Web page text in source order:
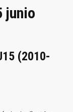
junio
(2010-